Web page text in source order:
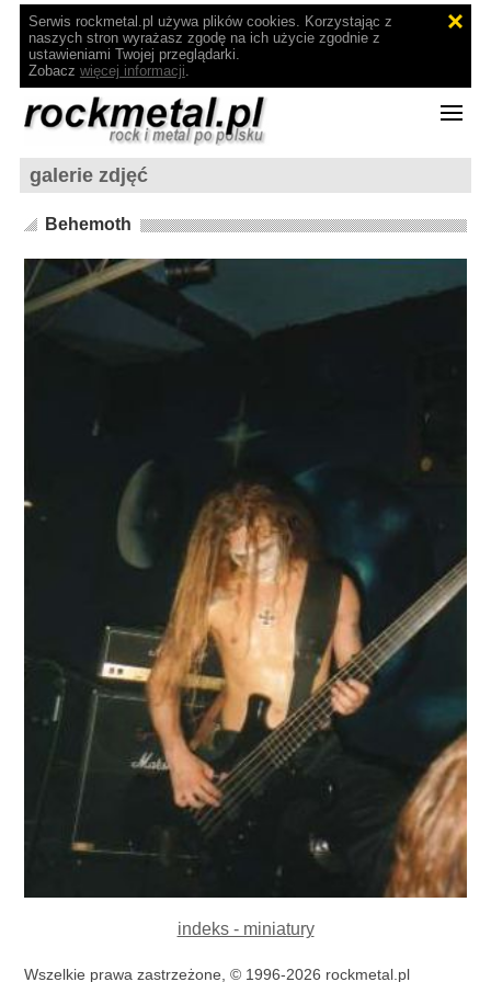
Serwis rockmetal.pl używa plików cookies. Korzystając z
naszych stron wyrażasz zgodę na ich użycie zgodnie z
ustawieniami Twojej przeglądarki.
Zobacz więcej informacji.
galerie zdjęć
Behemoth
indeks - miniatury
Wszelkie prawa zastrzeżone, © 1996-2026 rockmetal.pl